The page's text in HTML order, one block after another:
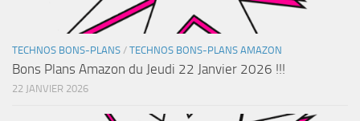
TECHNOS BONS-PLANS / TECHNOS BONS-PLANS AMAZON
Bons Plans Amazon du Jeudi 22 Janvier 2026 !!!
22 JANVIER 2026